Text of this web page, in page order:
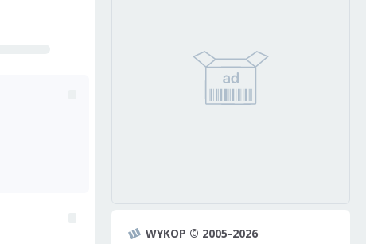
WYKOP © 2005-2026